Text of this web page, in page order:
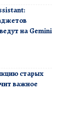
на Gemini
старых
важное